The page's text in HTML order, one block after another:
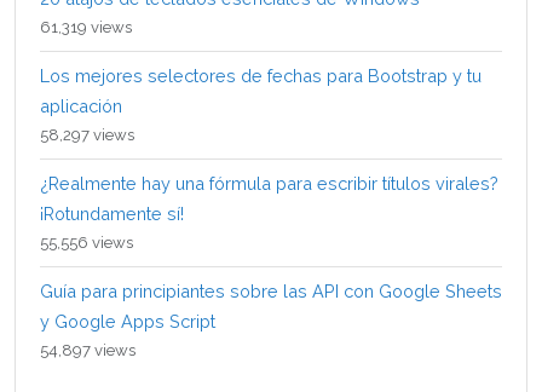
61,319 views
Los mejores selectores de fechas para Bootstrap y tu
aplicación
58,297 views
¿Realmente hay una fórmula para escribir títulos virales?
¡Rotundamente sí!
55,556 views
Guía para principiantes sobre las API con Google Sheets
y Google Apps Script
54,897 views